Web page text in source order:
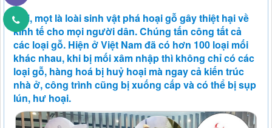
Mối, mọt là loài sinh vật phá hoại gỗ gây thiệt hại về
kinh tế cho mọi người dân. Chúng tấn công tất cả
các loại gỗ. Hiện ở Việt Nam đã có hơn 100 loại mối
khác nhau, khi bị mối xâm nhập thì không chỉ có các
loại gỗ, hàng hoá bị huỷ hoại mà ngay cả kiến trúc
nhà ở, công trình cũng bị xuống cấp và có thể bị sụp
lún, hư hoại.